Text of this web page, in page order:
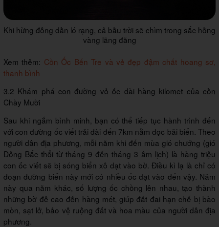
Khi hừng đông dần ló rạng, cả bầu trời sẽ chìm trong sắc hồng
vàng lãng đãng
Xem thêm: Cồn Ốc Bến Tre và vẻ đẹp đậm chất hoang sơ,
thanh bình
3.2 Khám phá con đường vỏ ốc dài hàng kilomet của cồn
Chày Mười
Sau khi ngắm bình minh, bạn có thể tiếp tục hành trình đến
với con đường ốc viết trải dài đến 7km nằm dọc bãi biển. Theo
người dân địa phương, mỗi năm khi đến mùa gió chướng (gió
Đông Bắc thổi từ tháng 9 đến tháng 3 âm lịch) là hàng triệu
con ốc viết sẽ bị sóng biển xô dạt vào bờ. Điều kì lạ là chỉ có
đoạn đường biển này mới có nhiều ốc dạt vào đến vậy. Năm
này qua năm khác, số lượng ốc chồng lên nhau, tạo thành
những bờ đê cao đến hàng mét, giúp đất đai hạn chế bị bào
mòn, sạt lở, bảo vệ ruộng đất và hoa màu của người dân địa
phương.